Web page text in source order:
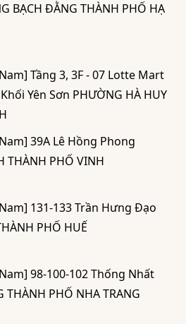
BẠCH ĐẰNG THÀNH PHỐ HẠ
Tầng 3, 3F - 07 Lotte Mart
Yên Sơn PHƯỜNG HÀ HUY
39A Lê Hồng Phong
THÀNH PHỐ VINH
131-133 Trần Hưng Đạo
PHỐ HUẾ
98-100-102 Thống Nhất
THÀNH PHỐ NHA TRANG